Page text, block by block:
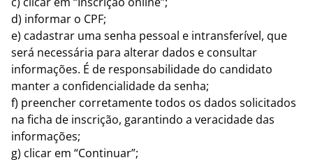
d) informar o CPF;
e) cadastrar uma senha pessoal e intransferível, que
será necessária para alterar dados e consultar
informações. É de responsabilidade do candidato
manter a confidencialidade da senha;
f) preencher corretamente todos os dados solicitados
na ficha de inscrição, garantindo a veracidade das
informações;
g) clicar em “Continuar”;